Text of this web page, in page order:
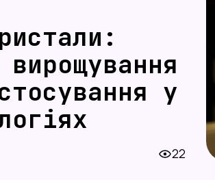
у
22